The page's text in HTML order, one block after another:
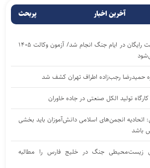
آخرین اخبار پربحث
بیش از ۲۰ هزار وکالت رایگان در ایام جنگ انجام شد/ آزمون وکالت ۱۴۰۵
حمیدرضا رجب‌زاده اطراف تهران کشف شد
تولید الکل صنعتی در جاده خاوران
اتحادیه انجمن‌های اسلامی دانش‌آموزان باید بخشی
باشد
زیست‌محیطی جنگ در خلیج فارس را مطالبه‌